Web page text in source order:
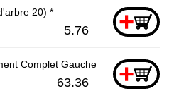
20) * +
5.76
Complet Gauche * +
63.36